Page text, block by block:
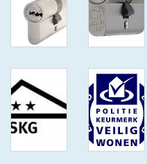
ANTIKERNTREK IN IEDERE
GEWENSTE MAAT MET
GEWONE SLEUTEL SKG***
ISEO F9 ANTIKERNTREK IN
IEDERE GEWENSTE MAAT MET
GEWONE SLEUTELS MET
CERTIFICAAT SKG***